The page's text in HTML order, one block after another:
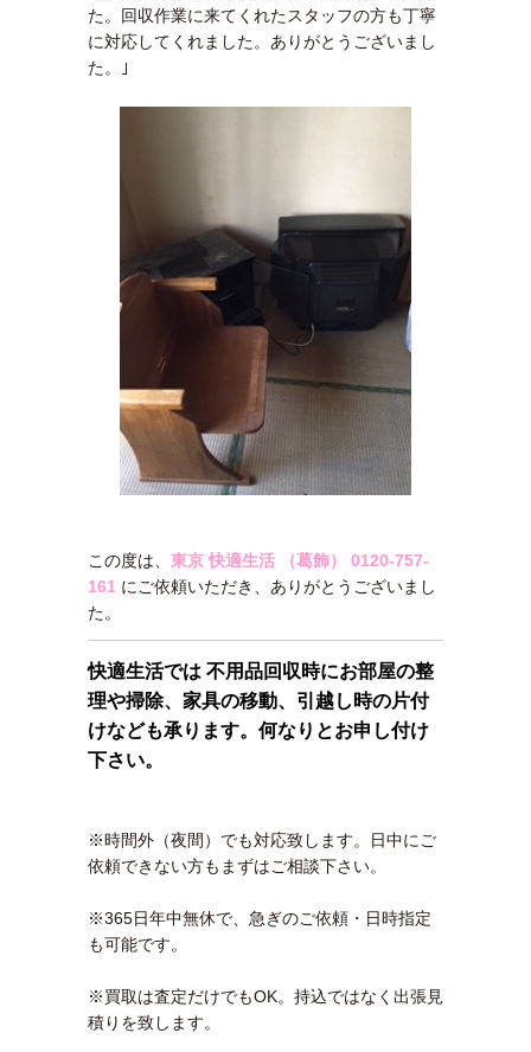
た。回収作業に来てくれたスタッフの方も丁寧
に対応してくれました。ありがとうございまし
た。｣
この度は、 東京 快適生活 （葛飾）
0120-757-
161 にご依頼いただき、ありがとうございまし
た。
快適生活では 不用品回収時にお部屋の整
理や掃除、家具の移動、引越し時の片付
けなども承ります。何なりとお申し付け
下さい。
※時間外（夜間）でも対応致します。日中にご
依頼できない方もまずはご相談下さい。
※365日年中無休で、急ぎのご依頼・日時指定
も可能です。
※買取は査定だけでもOK。持込ではなく出張見
積りを致します。